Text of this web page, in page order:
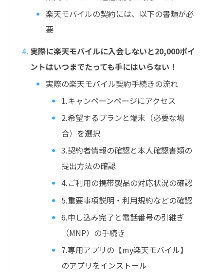
楽天モバイルの契約には、以下の書類が必
要
実際に楽天モバイルに入会しないと20,000ポイ
ントはいつまでたっても手にはいらない！
実際の楽天モバイル契約手続きの流れ
1.キャンペーンページにアクセス
2.希望するプランと端末（必要な場
合）を選択
3.契約者情報の確認と本人確認書類の
提出方法の確認
4.ご利用の携帯製品の対応状況の確認
5.重要事項説明・利用規約などの確認
6.申し込み完了と電話番号の引継ぎ
（MNP）の手続き
7.専用アプリの【my楽天モバイル】
のアプリをインストール